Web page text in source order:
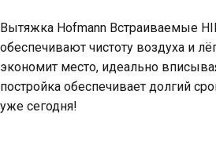
Вытяжка Hofmann Встраиваемые
обеспечивают чистоту воздуха и
экономит место, идеально
постройка обеспечивает долгий
уже сегодня!